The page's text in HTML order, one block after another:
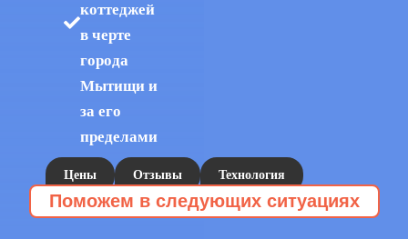
коттеджей
в черте
города
Мытищи и
за его
пределами
Цены Отзывы Технология
Поможем в следующих ситуациях